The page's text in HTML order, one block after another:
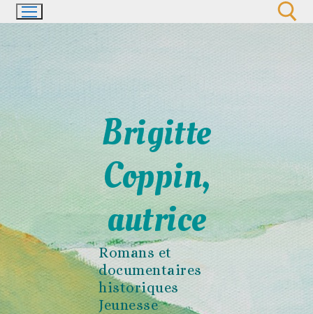
Aller
au
Brigitte
Coppin,
autrice
Romans et
documentaires
historiques
Jeunesse